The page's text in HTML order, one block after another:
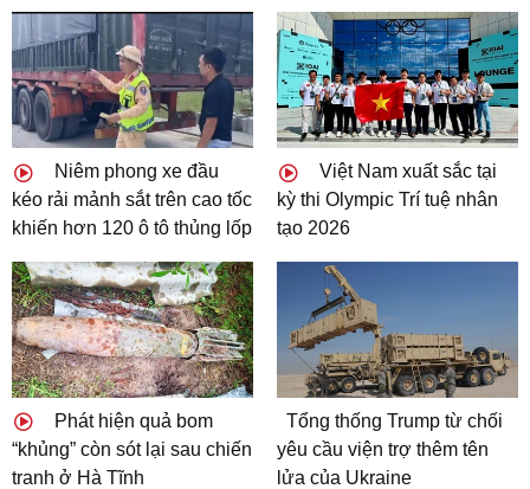
Niêm phong xe đầu
kéo rải mảnh sắt trên cao tốc
khiến hơn 120 ô tô thủng lốp
Việt Nam xuất sắc tại
kỳ thi Olympic Trí tuệ nhân
tạo 2026
Phát hiện quả bom
“khủng” còn sót lại sau chiến
tranh ở Hà Tĩnh
Tổng thống Trump từ chối
yêu cầu viện trợ thêm tên
lửa của Ukraine